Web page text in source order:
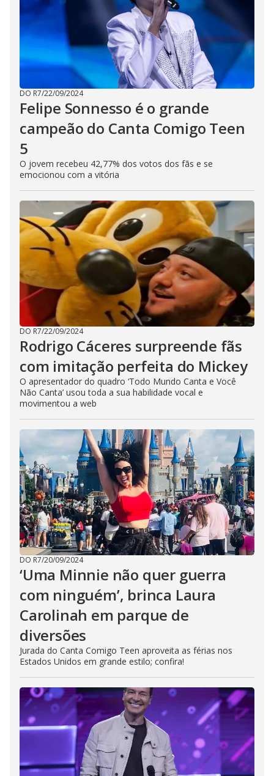
DO R7/22/09/2024
Felipe Sonnesso é o grande
campeão do Canta Comigo Teen
5
O jovem recebeu 42,77% dos votos dos fãs e se
emocionou com a vitória
DO R7/22/09/2024
Rodrigo Cáceres surpreende fãs
com imitação perfeita do Mickey
O apresentador do quadro ‘Todo Mundo Canta e Você
Não Canta’ usou toda a sua habilidade vocal e
movimentou a web
DO R7/20/09/2024
‘Uma Minnie não quer guerra
com ninguém’, brinca Laura
Carolinah em parque de
diversões
Jurada do Canta Comigo Teen aproveita as férias nos
Estados Unidos em grande estilo; confira!